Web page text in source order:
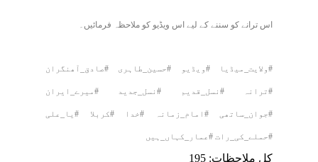
اس ترانے کو سننے کے لیے اس ویڈیو کو ملاحظہ فرمائیں۔
#ولایت_میڈیا #ویڈیو #حسین_طاہری #صادق_آھنگران
#ترانہ #نسل_قدیم #نسل_جدید #میرے_ایران
#جوان_ساتھی #امام_زمانہ #خدا #کربلا #یا_علی
#حملے_کی_رات #عمار_کہاں_ہیں
کل ملاحظات: 195